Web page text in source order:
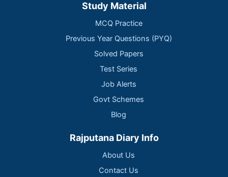
Study Material
MCQ Practice
Previous Year Questions (PYQ)
Solved Papers
Test Series
Job Alerts
Govt Schemes
Blog
Rajputana Diary Info
About Us
Contact Us